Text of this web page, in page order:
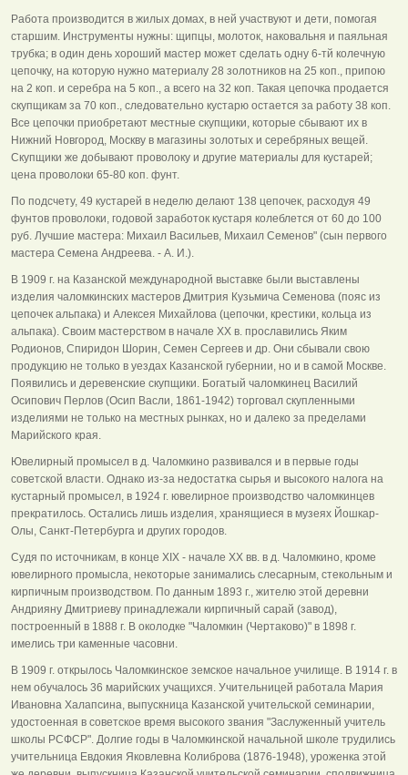
Работа производится в жилых домах, в ней участвуют и дети, помогая
старшим. Инструменты нужны: щипцы, молоток, наковальня и паяльная
трубка; в один день хороший мастер может сделать одну 6-тй колечную
цепочку, на которую нужно материалу 28 золотников на 25 коп., припою
на 2 коп. и серебра на 5 коп., а всего на 32 коп. Такая цепочка продается
скупщикам за 70 коп., следовательно кустарю остается за работу 38 коп.
Все цепочки приобретают местные скупщики, которые сбывают их в
Нижний Новгород, Москву в магазины золотых и серебряных вещей.
Скупщики же добывают проволоку и другие материалы для кустарей;
цена проволоки 65-80 коп. фунт.
По подсчету, 49 кустарей в неделю делают 138 цепочек, расходуя 49
фунтов проволоки, годовой заработок кустаря колеблется от 60 до 100
руб. Лучшие мастера: Михаил Васильев, Михаил Семенов" (сын первого
мастера Семена Андреева. - А. И.).
В 1909 г. на Казанской международной выставке были выставлены
изделия чаломкинских мастеров Дмитрия Кузьмича Семенова (пояс из
цепочек альпака) и Алексея Михайлова (цепочки, крестики, кольца из
альпака). Своим мастерством в начале XX в. прославились Яким
Родионов, Спиридон Шорин, Семен Сергеев и др. Они сбывали свою
продукцию не только в уездах Казанской губернии, но и в самой Москве.
Появились и деревенские скупщики. Богатый чаломкинец Василий
Осипович Перлов (Осип Васли, 1861-1942) торговал скупленными
изделиями не только на местных рынках, но и далеко за пределами
Марийского края.
Ювелирный промысел в д. Чаломкино развивался и в первые годы
советской власти. Однако из-за недостатка сырья и высокого налога на
кустарный промысел, в 1924 г. ювелирное производство чаломкинцев
прекратилось. Остались лишь изделия, хранящиеся в музеях Йошкар-
Олы, Санкт-Петербурга и других городов.
Судя по источникам, в конце XIX - начале XX вв. в д. Чаломкино, кроме
ювелирного промысла, некоторые занимались слесарным, стекольным и
кирпичным производством. По данным 1893 г., жителю этой деревни
Андрияну Дмитриеву принадлежали кирпичный сарай (завод),
построенный в 1888 г. В околодке "Чаломкин (Чертаково)" в 1898 г.
имелись три каменные часовни.
В 1909 г. открылось Чаломкинское земское начальное училище. В 1914 г. в
нем обучалось 36 марийских учащихся. Учительницей работала Мария
Ивановна Халапсина, выпускница Казанской учительской семинарии,
удостоенная в советское время высокого звания "Заслуженный учитель
школы РСФСР". Долгие годы в Чаломкинской начальной школе трудились
учительница Евдокия Яковлевна Колиброва (1876-1948), уроженка этой